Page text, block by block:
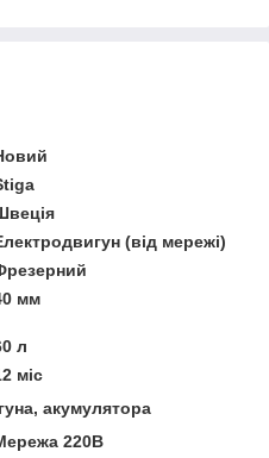
(від мережі)
мм
л
міс
акумулятора
220В